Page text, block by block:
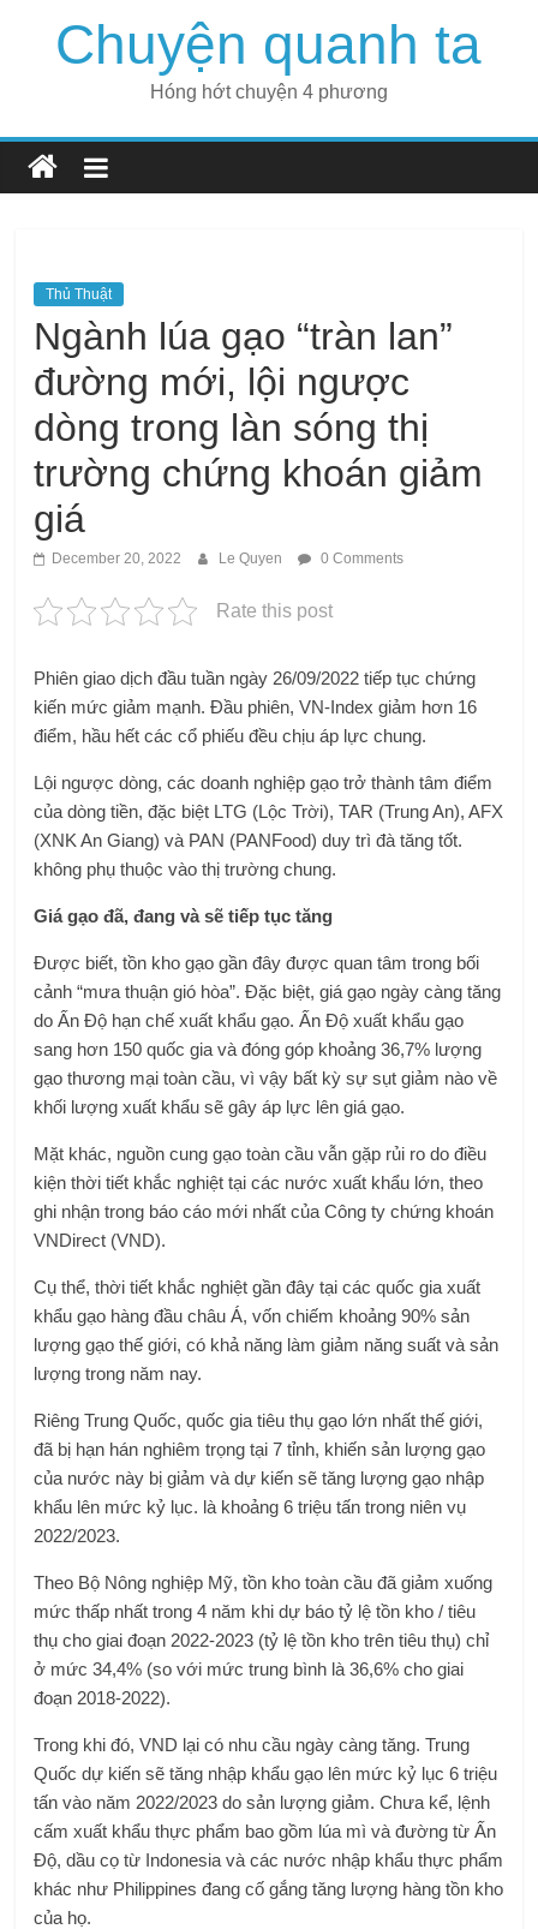
Chuyện quanh ta
Hóng hớt chuyện 4 phương
Thủ Thuật
Ngành lúa gạo “tràn lan”
đường mới, lội ngược
dòng trong làn sóng thị
trường chứng khoán giảm
giá
December 20, 2022 Le Quyen 0 Comments
Rate this post
Phiên giao dịch đầu tuần ngày 26/09/2022 tiếp tục chứng
kiến ​​mức giảm mạnh. Đầu phiên, VN-Index giảm hơn 16
điểm, hầu hết các cổ phiếu đều chịu áp lực chung.
Lội ngược dòng, các doanh nghiệp gạo trở thành tâm điểm
của dòng tiền, đặc biệt LTG (Lộc Trời), TAR (Trung An), AFX
(XNK An Giang) và PAN (PANFood) duy trì đà tăng tốt.
không phụ thuộc vào thị trường chung.
Giá gạo đã, đang và sẽ tiếp tục tăng
Được biết, tồn kho gạo gần đây được quan tâm trong bối
cảnh “mưa thuận gió hòa”. Đặc biệt, giá gạo ngày càng tăng
do Ấn Độ hạn chế xuất khẩu gạo. Ấn Độ xuất khẩu gạo
sang hơn 150 quốc gia và đóng góp khoảng 36,7% lượng
gạo thương mại toàn cầu, vì vậy bất kỳ sự sụt giảm nào về
khối lượng xuất khẩu sẽ gây áp lực lên giá gạo.
Mặt khác, nguồn cung gạo toàn cầu vẫn gặp rủi ro do điều
kiện thời tiết khắc nghiệt tại các nước xuất khẩu lớn, theo
ghi nhận trong báo cáo mới nhất của Công ty chứng khoán
VNDirect (VND).
Cụ thể, thời tiết khắc nghiệt gần đây tại các quốc gia xuất
khẩu gạo hàng đầu châu Á, vốn chiếm khoảng 90% sản
lượng gạo thế giới, có khả năng làm giảm năng suất và sản
lượng trong năm nay.
Riêng Trung Quốc, quốc gia tiêu thụ gạo lớn nhất thế giới,
đã bị hạn hán nghiêm trọng tại 7 tỉnh, khiến sản lượng gạo
của nước này bị giảm và dự kiến ​​sẽ tăng lượng gạo nhập
khẩu lên mức kỷ lục. là khoảng 6 triệu tấn trong niên vụ
2022/2023.
Theo Bộ Nông nghiệp Mỹ, tồn kho toàn cầu đã giảm xuống
mức thấp nhất trong 4 năm khi dự báo tỷ lệ tồn kho / tiêu
thụ cho giai đoạn 2022-2023 (tỷ lệ tồn kho trên tiêu thụ) chỉ
ở mức 34,4% (so với mức trung bình là 36,6% cho giai
đoạn 2018-2022).
Trong khi đó, VND lại có nhu cầu ngày càng tăng. Trung
Quốc dự kiến ​​sẽ tăng nhập khẩu gạo lên mức kỷ lục 6 triệu
tấn vào năm 2022/2023 do sản lượng giảm. Chưa kể, lệnh
cấm xuất khẩu thực phẩm bao gồm lúa mì và đường từ Ấn
Độ, dầu cọ từ Indonesia và các nước nhập khẩu thực phẩm
khác như Philippines đang cố gắng tăng lượng hàng tồn kho
của họ.